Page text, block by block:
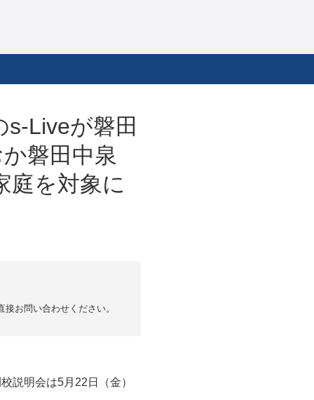
s-Liveが磐田
磐田中泉
庭を対象に
お問い合わせください。
説明会は5月22日（金）